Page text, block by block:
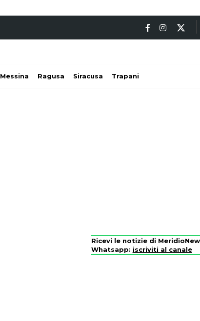
Messina Ragusa Siracusa Trapani
Ricevi le notizie di
Whatsapp: iscriviti al canale